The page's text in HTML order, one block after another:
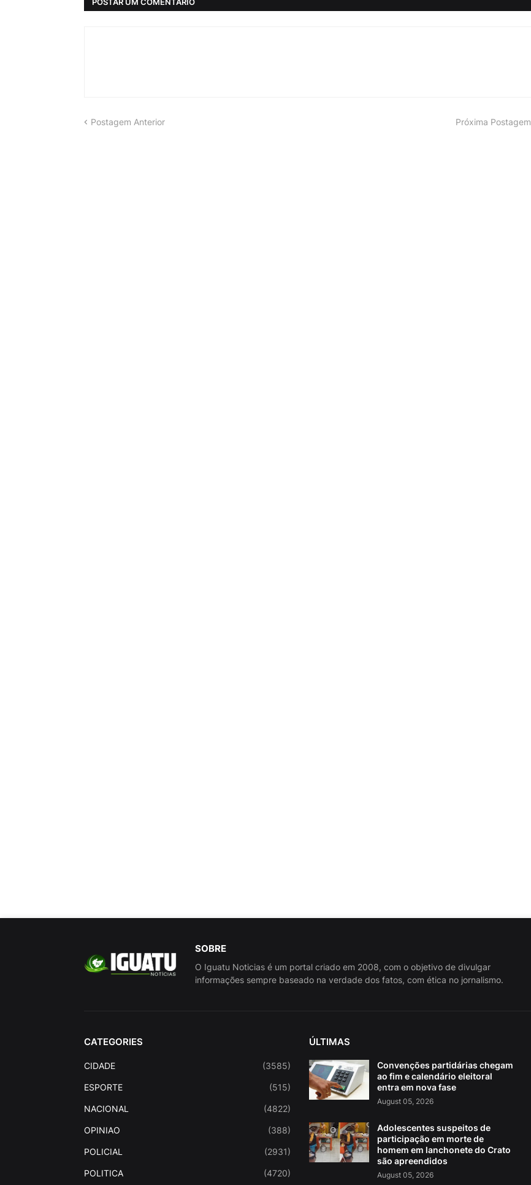
Postagem Anterior Próxima Postagem
SOBRE
O Iguatu Noticias é um portal criado em 2008, com o objetivo de divulgar
informações sempre baseado na verdade dos fatos, com ética no jornalismo.
CATEGORIES
CIDADE (3585)
ESPORTE (515)
NACIONAL (4822)
OPINIAO (388)
POLICIAL (2931)
POLITICA (4720)
ÚLTIMAS
Convenções partidárias chegam
ao fim e calendário eleitoral
entra em nova fase
August 05, 2026
Adolescentes suspeitos de
participação em morte de
homem em lanchonete do Crato
são apreendidos
August 05, 2026